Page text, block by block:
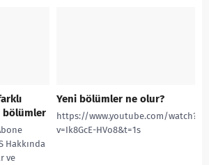
bölümler
Hakkında
ve
Yeni bölümler ne olur?
https://www.youtube.com/watch?
v=Ik8GcE-HVo8&t=1s